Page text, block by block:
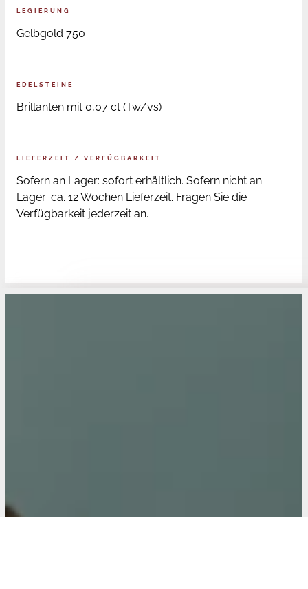
LEGIERUNG
Gelbgold 750
EDELSTEINE
Brillanten mit 0,07 ct (Tw/vs)
LIEFERZEIT / VERFÜGBARKEIT
Sofern an Lager: sofort erhältlich. Sofern nicht an
Lager: ca. 12 Wochen Lieferzeit. Fragen Sie die
Verfügbarkeit jederzeit an.